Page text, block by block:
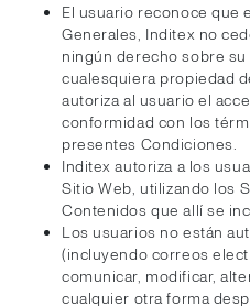
El usuario reconoce que
Generales, Inditex no
ningún derecho sobre
cualesquiera propiedad
autoriza al usuario el
conformidad con los
presentes Condiciones.
Inditex autoriza a los
Sitio Web, utilizando los
Contenidos que allí se
Los usuarios no están
(incluyendo correos
comunicar, modificar,
cualquier otra forma